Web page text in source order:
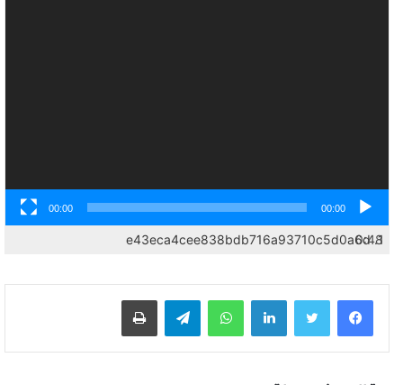
00:00
00:00
1.
e43eca4cee838bdb716a93710c5d0a6d0:48
لينكدإن واتساب